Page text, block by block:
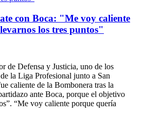
con Boca: "Me voy caliente
los tres puntos"
de Defensa y Justicia, uno de los
la Liga Profesional junto a San
caliente de la Bombonera tras la
ante Boca, porque el objetivo
“Me voy caliente porque quería